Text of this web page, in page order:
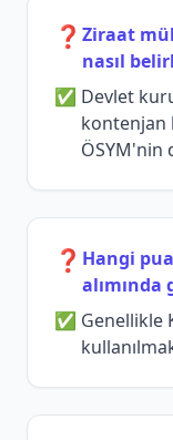
❓ Ziraat
nasıl
Devlet
kontenjan
ÖSYM'nin
❓ Hangi
alımında
Genellikle